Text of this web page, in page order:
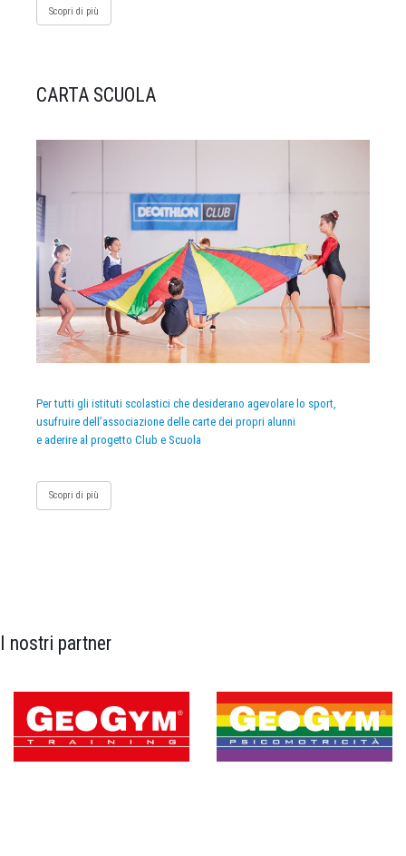
Scopri di più
CARTA SCUOLA
Per tutti gli istituti scolastici che desiderano agevolare lo sport,
usufruire dell’associazione delle carte dei propri alunni
e aderire al progetto Club e Scuola
Scopri di più
I nostri partner